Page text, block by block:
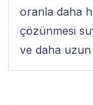
oranla daha
çözünmesi
ve daha uzun